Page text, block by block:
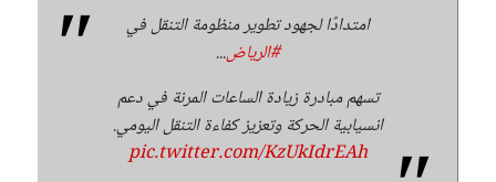
امتدادًا لجهود تطوير منظومة التنقل في
#الرياض...
تسهم مبادرة زيادة الساعات المرنة في دعم
انسيابية الحركة وتعزيز كفاءة التنقل اليومي.
pic.twitter.com/KzUkIdrEAh